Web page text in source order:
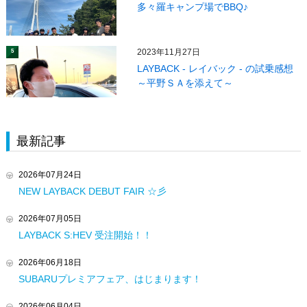
多々羅キャンプ場でBBQ♪
5 2023年11月27日
LAYBACK - レイバック - の試乗感想
～平野ＳＡを添えて～
最新記事
2026年07月24日
NEW LAYBACK DEBUT FAIR ☆彡
2026年07月05日
LAYBACK S:HEV 受注開始！！
2026年06月18日
SUBARUプレミアフェア、はじまります！